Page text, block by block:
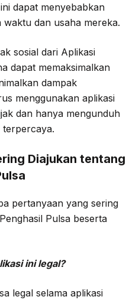
dapat menyebabkan
waktu dan usaha mereka.
sosial dari Aplikasi
dapat memaksimalkan
dampak
menggunakan aplikasi
dan hanya mengunduh
terpercaya.
Diajukan tentang
pertanyaan yang sering
Pulsa beserta
ini legal?
legal selama aplikasi